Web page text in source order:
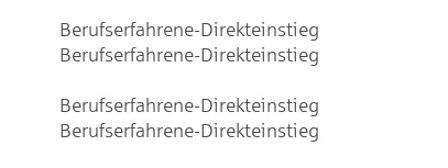
Berufserfahrene-Direkteinstieg
Berufserfahrene-Direkteinstieg
Berufserfahrene-Direkteinstieg
Berufserfahrene-Direkteinstieg